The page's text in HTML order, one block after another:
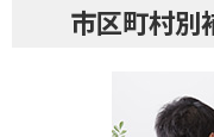
市区町村別